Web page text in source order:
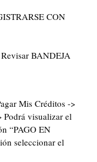
CON
BANDEJA
Mis Créditos ->
Podrá visualizar el
“PAGO EN
seleccionar el